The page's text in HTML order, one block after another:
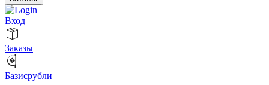
Вход
Заказы
Базисрубли